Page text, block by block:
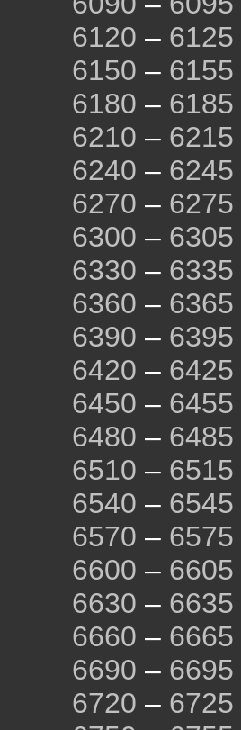
6120 – 6125
6150 – 6155
6180 – 6185
6210 – 6215
6240 – 6245
6270 – 6275
6300 – 6305
6330 – 6335
6360 – 6365
6390 – 6395
6420 – 6425
6450 – 6455
6480 – 6485
6510 – 6515
6540 – 6545
6570 – 6575
6600 – 6605
6630 – 6635
6660 – 6665
6690 – 6695
6720 – 6725